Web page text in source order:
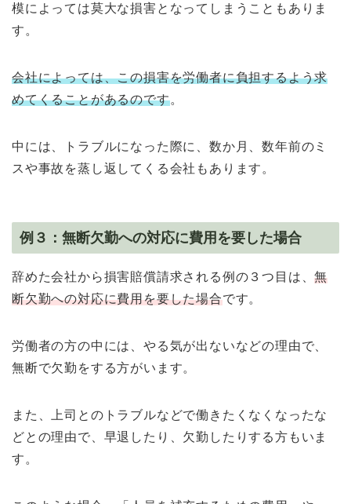
模によっては莫大な損害となってしまうこともありま
す。
会社によっては、この損害を労働者に負担するよう求
めてくることがあるのです。
中には、トラブルになった際に、数か月、数年前のミ
スや事故を蒸し返してくる会社もあります。
例３：無断欠勤への対応に費用を要した場合
辞めた会社から損害賠償請求される例の３つ目は、無
断欠勤への対応に費用を要した場合です。
労働者の方の中には、やる気が出ないなどの理由で、
無断で欠勤をする方がいます。
また、上司とのトラブルなどで働きたくなくなったな
どとの理由で、早退したり、欠勤したりする方もいま
す。